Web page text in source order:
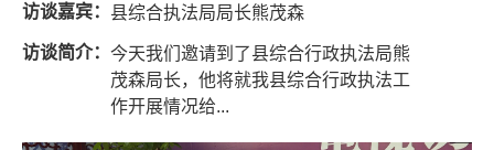
访谈嘉宾： 县综合执法局局长熊茂森
访谈简介： 今天我们邀请到了县综合行政执法局熊
茂森局长，他将就我县综合行政执法工
作开展情况给...